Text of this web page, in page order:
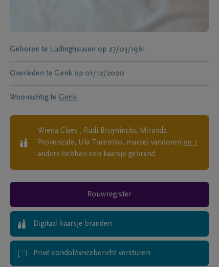
Geboren te Lüdinghausen op 27/03/1961
Overleden te Genk op 01/12/2020
Woonachtig te Genk
Wiena Claes , Rudi Bruyninckx, Miranda
Provenzale, Ula Turemko, marcel vandoren en 7
andere hebben een kaarsje gebrand.
Rouwregister
Digitaal kaarsje branden
Privé condoléancebericht versturen